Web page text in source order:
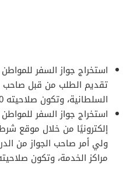
تقديم الطلب من قبل صاحب
السلطانية، وتكون صلاحيته 10 أعوام قابلة للتجديد.
إلكترونيًا من خلال موقع
ولي أمر صاحب الجواز من
مراكز الخدمة، وتكون صلاحيته 5 سنوات قابلة